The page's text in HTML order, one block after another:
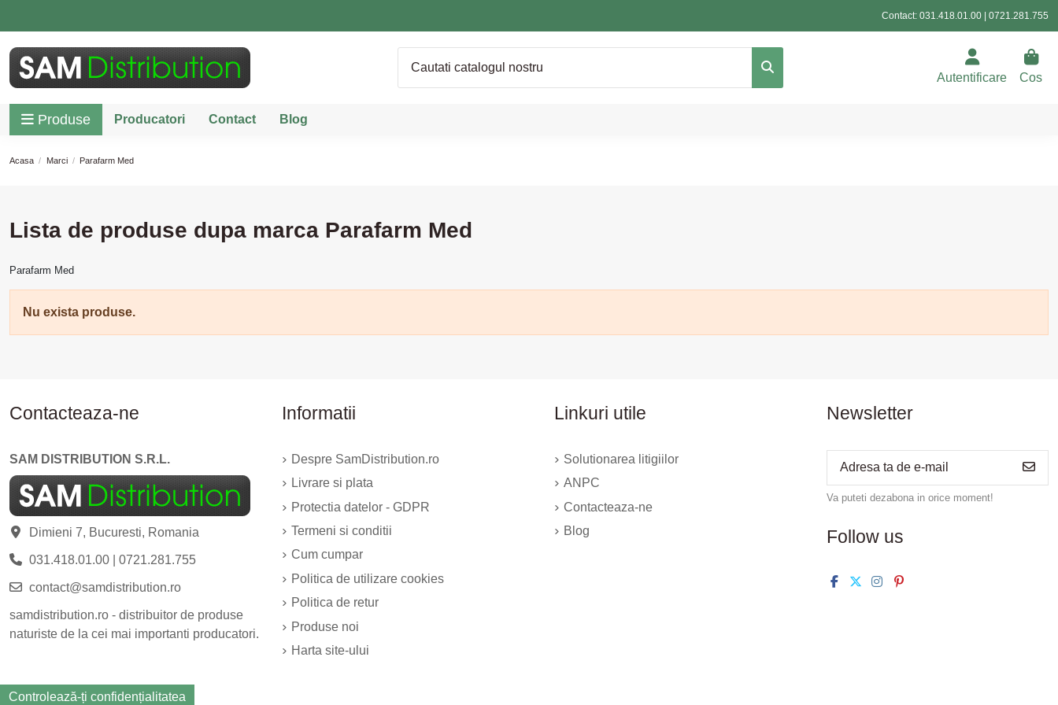
Contact: 031.418.01.00 0721.281.755
Autentificare Cos
Produse Producatori Contact Blog
Acasa Marci Parafarm Med
Lista de produse dupa marca Parafarm Med
Parafarm Med
Nu exista produse.
Contacteaza-ne
SAM DISTRIBUTION S.R.L.
Dimieni 7, Bucuresti, Romania
031.418.01.00| 0721.281.755
contact@samdistribution.ro
samdistribution.ro - distribuitor de produse
naturiste de la cei mai importanti producatori.
Informatii
Despre SamDistribution.ro
Livrare si plata
Protectia datelor - GDPR
Termeni si conditii
Cum cumpar
Politica de utilizare cookies
Politica de retur
Produse noi
Harta site-ului
Linkuri utile
Solutionarea litigiilor
ANPC
Contacteaza-ne
Blog
Newsletter
Va puteti dezabona in orice moment!
Follow us
Controlează-ți confidențialitatea